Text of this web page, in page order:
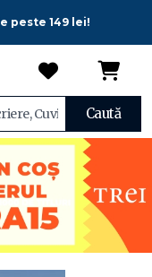
peste 149 lei!
Caută